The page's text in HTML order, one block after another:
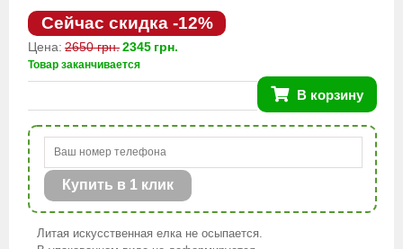
Сейчас скидка -12%
Цена: 2650 грн.2345 грн.
Товар заканчивается
В корзину
Купить в 1 клик
Литая искусственная елка не осыпается.